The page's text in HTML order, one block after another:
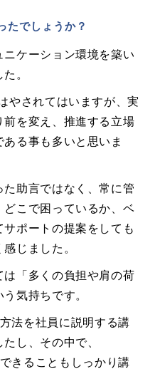
たでしょうか？
ケーション環境を築い
。
やされてはいますが、実
を変え、推進する立場
る事も多いと思いま
助言ではなく、常に管
こで困っているか、ベ
ポートの提案をしても
じました。
「多くの負担や肩の荷
気持ちです。
法を社員に説明する講
し、その中で、
きることもしっかり講